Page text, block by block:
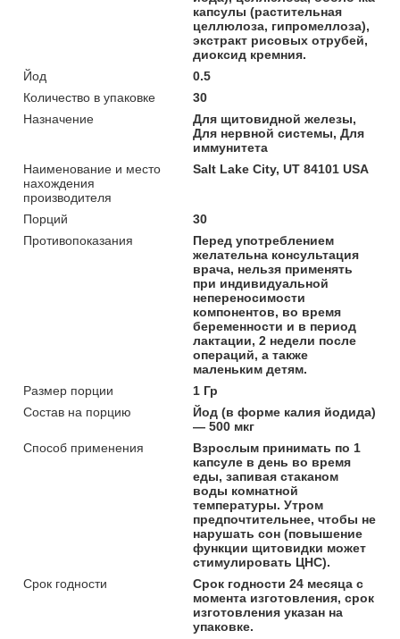
капсулы (растительная
целлюлоза, гипромеллоза),
экстракт рисовых отрубей,
диоксид кремния.
Йод
0.5
Количество в упаковке
30
Назначение
Для щитовидной железы,
Для нервной системы, Для
иммунитета
Наименование и место
нахождения
производителя
Salt Lake City, UT 84101 USA
Порций
30
Противопоказания
Перед употреблением
желательна консультация
врача, нельзя применять
при индивидуальной
непереносимости
компонентов, во время
беременности и в период
лактации, 2 недели после
операций, а также
маленьким детям.
Размер порции
1 Гр
Состав на порцию
Йод (в форме калия йодида)
— 500 мкг
Способ применения
Взрослым принимать по 1
капсуле в день во время
еды, запивая стаканом
воды комнатной
температуры. Утром
предпочтительнее, чтобы не
нарушать сон (повышение
функции щитовидки может
стимулировать ЦНС).
Срок годности
Срок годности 24 месяца с
момента изготовления, срок
изготовления указан на
упаковке.